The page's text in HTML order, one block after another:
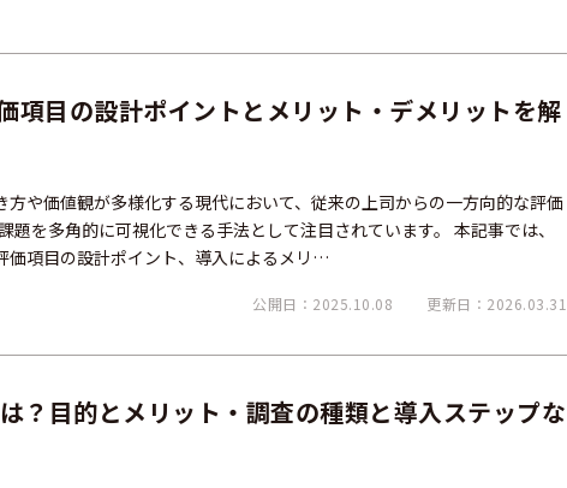
項目の設計ポイントとメリット・デメリットを解
や価値観が多様化する現代において、従来の上司からの一方向的な評価
を多角的に可視化できる手法として注目されています。 本記事では、
価項目の設計ポイント、導入によるメリ…
公開日：2025.10.08 更新日：2026.03.31
？目的とメリット・調査の種類と導入ステップな